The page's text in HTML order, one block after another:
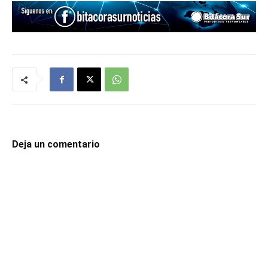
Deja un comentario